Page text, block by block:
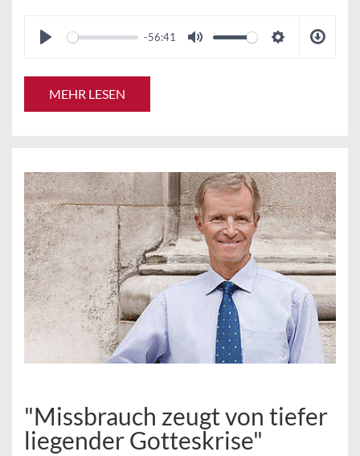
-56:41
MEHR LESEN
"Missbrauch zeugt von tiefer
liegender Gotteskrise"